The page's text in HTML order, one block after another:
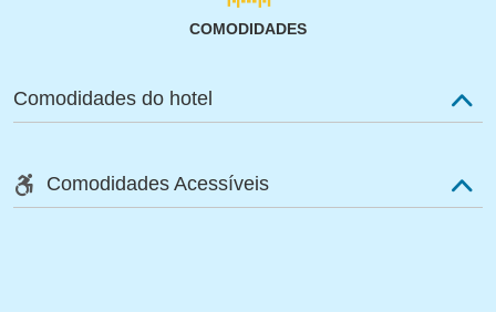
COMODIDADES
Comodidades do hotel
Comodidades Acessíveis